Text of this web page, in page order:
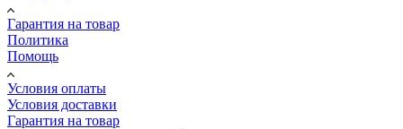
Гарантия на товар
Политика
Помощь
Условия оплаты
Условия доставки
Гарантия на товар